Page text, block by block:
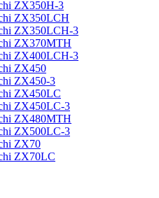
ZX350H-3
ZX350LCH
ZX350LCH-3
ZX370MTH
ZX400LCH-3
ZX450
ZX450-3
ZX450LC
ZX450LC-3
ZX480MTH
ZX500LC-3
ZX70
ZX70LC